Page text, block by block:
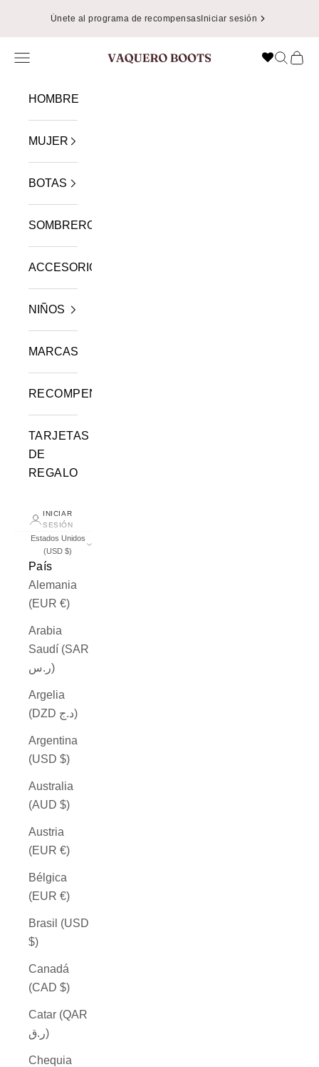
Únete al programa de recompensasIniciar sesión
VAQUERO BOOTS
Menú Buscar
HOMBRE
MUJER
BOTAS
SOMBREROS
ACCESORIOS
NIÑOS
MARCAS
RECOMPENSAS
TARJETAS
DE
REGALO
INICIAR
SESIÓN
Estados Unidos
(USD $)
País
Alemania
(EUR €)
Arabia
Saudí (SAR
ر.س)
Argelia
(DZD د.ج)
Argentina
(USD $)
Australia
(AUD $)
Austria
(EUR €)
Bélgica
(EUR €)
Brasil (USD
$)
Canadá
(CAD $)
Catar (QAR
ر.ق)
Chequia